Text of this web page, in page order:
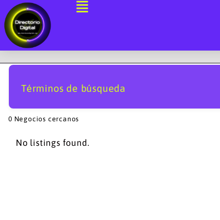
al
contenido
Términos de búsqueda
0 Negocios cercanos
No listings found.